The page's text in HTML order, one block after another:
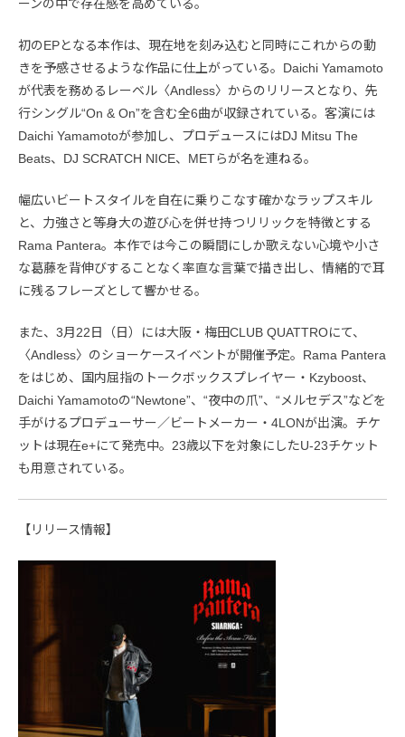
ーンの中で存在感を高めている。
初のEPとなる本作は、現在地を刻み込むと同時にこれからの動
きを予感させるような作品に仕上がっている。Daichi Yamamoto
が代表を務めるレーベル〈Andless〉からのリリースとなり、先
行シングル“On & On”を含む全6曲が収録されている。客演には
Daichi Yamamotoが参加し、プロデュースにはDJ Mitsu The
Beats、DJ SCRATCH NICE、METらが名を連ねる。
幅広いビートスタイルを自在に乗りこなす確かなラップスキル
と、力強さと等身大の遊び心を併せ持つリリックを特徴とする
Rama Pantera。本作では今この瞬間にしか歌えない心境や小さ
な葛藤を背伸びすることなく率直な言葉で描き出し、情緒的で耳
に残るフレーズとして響かせる。
また、3月22日（日）には大阪・梅田CLUB QUATTROにて、
〈Andless〉のショーケースイベントが開催予定。Rama Pantera
をはじめ、国内屈指のトークボックスプレイヤー・Kzyboost、
Daichi Yamamotoの“Newtone”、“夜中の爪”、“メルセデス”などを
手がけるプロデューサー／ビートメーカー・4LONが出演。チケ
ットは現在e+にて発売中。23歳以下を対象にしたU-23チケット
も用意されている。
【リリース情報】